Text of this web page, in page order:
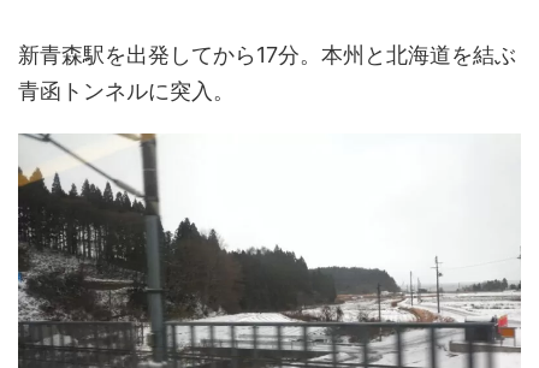
新青森駅を出発してから17分。本州と北海道を結ぶ
青函トンネルに突入。